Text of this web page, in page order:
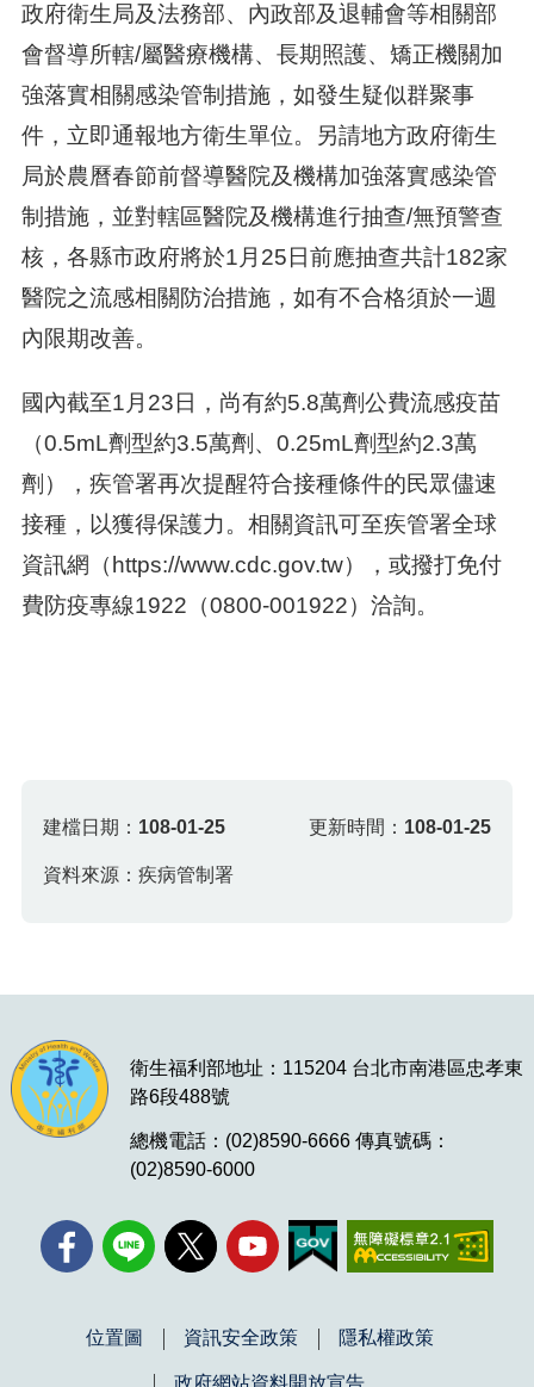
政府衛生局及法務部、內政部及退輔會等相關部
會督導所轄/屬醫療機構、長期照護、矯正機關加
強落實相關感染管制措施，如發生疑似群聚事
件，立即通報地方衛生單位。另請地方政府衛生
局於農曆春節前督導醫院及機構加強落實感染管
制措施，並對轄區醫院及機構進行抽查/無預警查
核，各縣市政府將於1月25日前應抽查共計182家
醫院之流感相關防治措施，如有不合格須於一週
內限期改善。
國內截至1月23日，尚有約5.8萬劑公費流感疫苗
（0.5mL劑型約3.5萬劑、0.25mL劑型約2.3萬
劑），疾管署再次提醒符合接種條件的民眾儘速
接種，以獲得保護力。相關資訊可至疾管署全球
資訊網（https://www.cdc.gov.tw），或撥打免付
費防疫專線1922（0800-001922）洽詢。
建檔日期： 108-01-25 更新時間： 108-01-25
資料來源：疾病管制署
衛生福利部地址：115204 台北市南港區忠孝東
路6段488號
總機電話：(02)8590-6666 傳真號碼：
(02)8590-6000
位置圖 資訊安全政策 隱私權政策